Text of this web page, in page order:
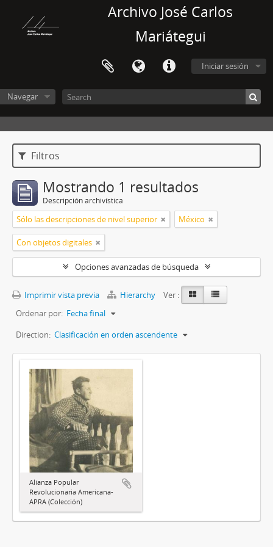
Archivo José Carlos
Mariátegui
Iniciar sesión
Navegar
Filtros
Mostrando 1 resultados
Descripción archivística
Sólo las descripciones de nivel superior México
Con objetos digitales
Opciones avanzadas de búsqueda
Imprimir vista previa Hierarchy
Ver :
Ordenar por: Fecha final
Direction: Clasificación en orden ascendente
Alianza Popular
Revolucionaria Americana-
APRA (Colección)